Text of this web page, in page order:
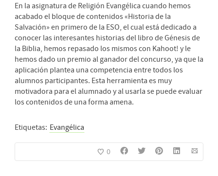
En la asignatura de Religión Evangélica cuando hemos
acabado el bloque de contenidos «Historia de la
Salvación» en primero de la ESO, el cual está dedicado a
conocer las interesantes historias del libro de Génesis de
la Biblia, hemos repasado los mismos con Kahoot! y le
hemos dado un premio al ganador del concurso, ya que la
aplicación plantea una competencia entre todos los
alumnos participantes. Esta herramienta es muy
motivadora para el alumnado y al usarla se puede evaluar
los contenidos de una forma amena.
Etiquetas: Evangélica
0